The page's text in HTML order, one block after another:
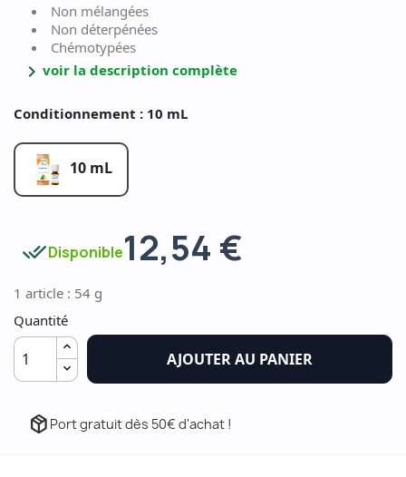
Non mélangées
Non déterpénées
Chémotypées
chevron_right voir la description complète
Conditionnement : 10 mL
10 mL
done_allDisponible12,54 €
1 article : 54 g
Quantité
AJOUTER AU PANIER
package_2 Port gratuit dès 50€ d'achat !